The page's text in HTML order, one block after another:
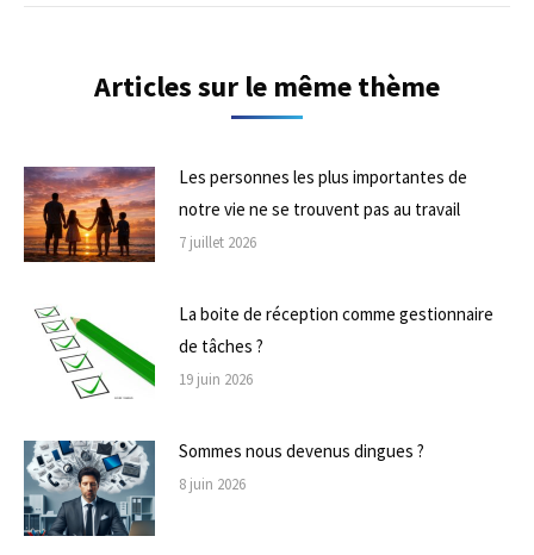
Articles sur le même thème
Les personnes les plus importantes de
notre vie ne se trouvent pas au travail
7 juillet 2026
La boite de réception comme gestionnaire
de tâches ?
19 juin 2026
Sommes nous devenus dingues ?
8 juin 2026